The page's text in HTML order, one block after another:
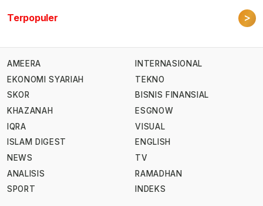
Terpopuler >
AMEERA
EKONOMI SYARIAH
SKOR
KHAZANAH
IQRA
ISLAM DIGEST
NEWS
ANALISIS
SPORT
INTERNASIONAL
TEKNO
BISNIS FINANSIAL
ESGNOW
VISUAL
ENGLISH
TV
RAMADHAN
INDEKS